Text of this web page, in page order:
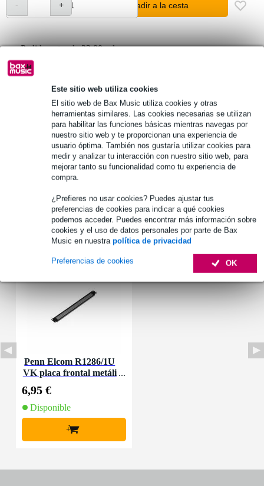
Este sitio web utiliza cookies
El sitio web de Bax Music utiliza cookies y otras
herramientas similares. Las cookies necesarias se utilizan
para habilitar las funciones básicas mientras navegas por
nuestro sitio web y te proporcionan una experiencia de
usuario óptima. También nos gustaría utilizar cookies para
medir y analizar tu interacción con nuestro sitio web, para
mejorar tanto su funcionalidad como tu experiencia de
compra.
¿Prefieres no usar cookies? Puedes ajustar tus
preferencias de cookies para indicar a qué cookies
podemos acceder. Puedes encontrar más información sobre
cookies y el uso de datos personales por parte de Bax
Music en nuestra política de privacidad
OK
Preferencias de cookies
añadir a la cesta
Pedido antes de 23:00 = lunes en casa
Más de 48.000 artículos en stock
1.250 marcas líderes
Información del producto
Placa ciega 2HE
material: acero de 1,2 mm
Especificaciones completas
Accesorios (1)
Penn Elcom R1286/1U
VK placa frontal metáli
6,95 €
Disponible
+